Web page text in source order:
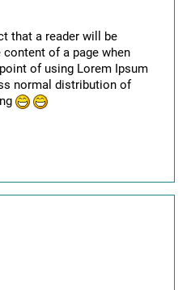
that a reader will be
of a page when
of using Lorem Ipsum
normal distribution of